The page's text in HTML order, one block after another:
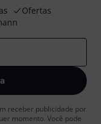
Ofertas
receber publicidade por
momento. Você pode